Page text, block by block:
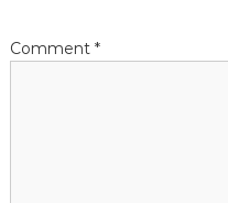
Comment *